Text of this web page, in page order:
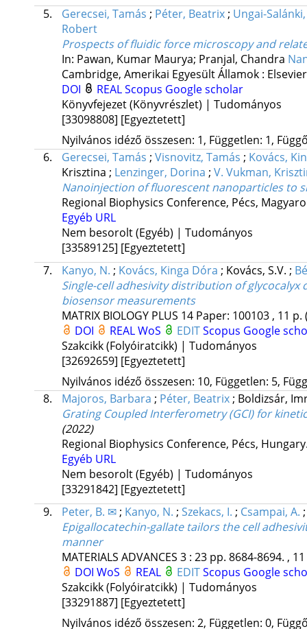
5.
Gerecsei, Tamás ; Péter, Beatrix; Ungai-
Robert
Prospects of fluidic force microscopy and
In: Pawan, Kumar Maurya; Pranjal, Chandra
Cambridge, Amerikai Egyesült Államok : Elsevier
DOI
REALScopus Google scholar
Könyvfejezet (Könyvrészlet) | Tudományos
[33098808] [Egyeztetett]
Nyilvános idéző összesen: 1, Független: 1,
6.
Gerecsei, Tamás ; Visnovitz, Tamás ; Kovács,
Krisztina ; Lenzinger, Dorina ; V. Vukman,
Nanoinjection of fluorescent nanoparticles to
Regional Biophysics Conference, Pécs,
Egyéb URL
Nem besorolt (Egyéb) | Tudományos
[33589125] [Egyeztetett]
7.
Kanyo, N. ; Kovács, Kinga Dóra ; Kovács, S.V. ;
Single-cell adhesivity distribution of
biosensor measurements
MATRIX BIOLOGY PLUS 14 Paper: 100103 , 11 p.
DOI
REALWoS EDITScopus Google
Szakcikk (Folyóiratcikk) | Tudományos
[32692659] [Egyeztetett]
Nyilvános idéző összesen: 10, Független: 5,
8.
Majoros, Barbara ; Péter, Beatrix; Boldizsár,
Grating Coupled Interferometry (GCI) for
(2022)
Regional Biophysics Conference, Pécs,
Egyéb URL
Nem besorolt (Egyéb) | Tudományos
[33291842] [Egyeztetett]
9.
Peter, B. ✉; Kanyo, N. ; Szekacs, I. ; Csampai, A.
Epigallocatechin-gallate tailors the cell
manner
MATERIALS ADVANCES 3: 23 pp. 8684-8694. ,
DOI WoS REAL EDITScopus Google
Szakcikk (Folyóiratcikk) | Tudományos
[33291887] [Egyeztetett]
Nyilvános idéző összesen: 2, Független: 0,